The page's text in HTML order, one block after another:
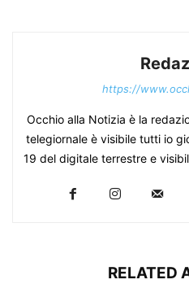
https://
Occhio alla Notizia è la
telegiornale è visibile tutti io
19 del digitale terrestre e
RELATED